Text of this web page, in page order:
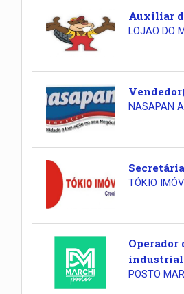
Auxiliar
LOJAO DO
NASAPAN
Secretária
TÓKIO
Operador
industrial
POSTO